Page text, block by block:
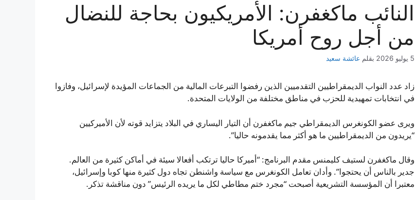
النائب ماكغفرن: الأمريكيون بحاجة للنضال
من أجل روح أمريكا
5 يوليو 2026 بقلم عائشة سعيد
زاد عدد النواب الديمقراطيين التقدميين الذين رفضوا التبرعات المالية من الجماعات المؤيدة لإسرائيل، وفازوا
في انتخابات تمهيدية للحزب في مناطق مختلفة من الولايات المتحدة.
ويرى عضو الكونغرس الديمقراطي جيم ماكغفرن أن التيار اليساري في البلاد يتزايد قوته لأن الأميركيين
“يريدون من الديمقراطيين ما هو أكثر مما يقدمونه حاليا”.
وقال ماكغفرن لستيف كليمنس مقدم البرنامج: “أميركا حاليا ترتكب أفعالا سيئة في أماكن كثيرة من العالم.
جدير بالناس أن يحتجوا”. وأدان تعامل الكونغرس مع سياسة واشنطن تجاه دول كثيرة منها كوبا وإسرائيل،
معتبرا أن المؤسسة التشريعية أصبحت “مجرد ختم مطاطي لكل ما يريده الرئيس” دون مناقشة تذكر.